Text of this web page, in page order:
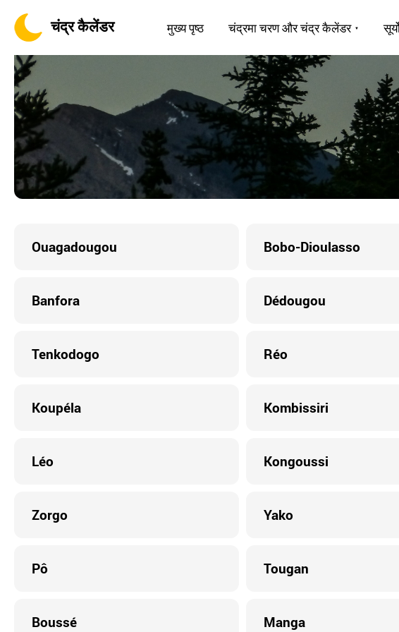
चंद्र कैलेंडर मुख्य पृष्ठ चंद्रमा चरण और चंद्र कैलेंडर
Ouagadougou Bobo-Dioulasso
Banfora Dédougou
Tenkodogo Réo
Koupéla Kombissiri
Léo Kongoussi
Zorgo Yako
Pô Tougan
Boussé Manga